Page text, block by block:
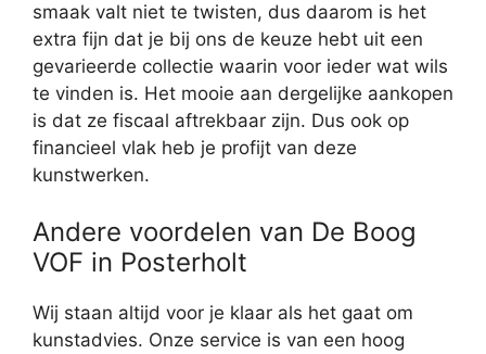
smaak valt niet te twisten, dus daarom is het
extra fijn dat je bij ons de keuze hebt uit een
gevarieerde collectie waarin voor ieder wat wils
te vinden is. Het mooie aan dergelijke aankopen
is dat ze fiscaal aftrekbaar zijn. Dus ook op
financieel vlak heb je profijt van deze
kunstwerken.
Andere voordelen van De Boog
VOF in Posterholt
Wij staan altijd voor je klaar als het gaat om
kunstadvies. Onze service is van een hoog